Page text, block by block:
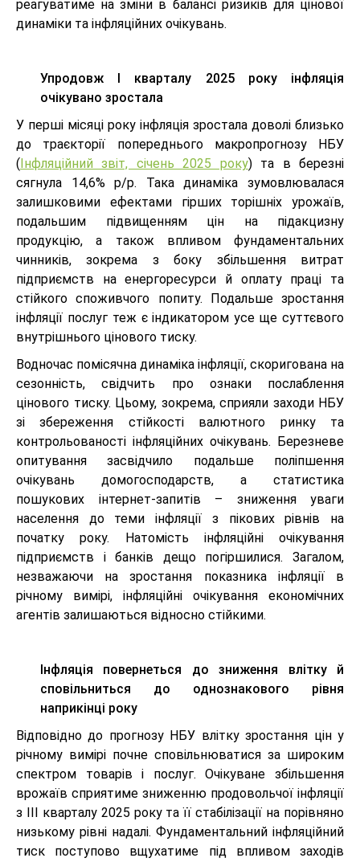
реагуватиме на зміни в балансі ризиків для цінової
динаміки та інфляційних очікувань.
Упродовж І кварталу 2025 року інфляція
очікувано зростала
У перші місяці року інфляція зростала доволі близько
до траєкторії попереднього макропрогнозу НБУ
( Інфляційний звіт, січень 2025 року) та в березні
сягнула 14,6% р/р. Така динаміка зумовлювалася
залишковими ефектами гірших торішніх урожаїв,
подальшим підвищенням цін на підакцизну
продукцію, а також впливом фундаментальних
чинників, зокрема з боку збільшення витрат
підприємств на енергоресурси й оплату праці та
стійкого споживчого попиту. Подальше зростання
інфляції послуг теж є індикатором усе ще суттєвого
внутрішнього цінового тиску.
Водночас помісячна динаміка інфляції, скоригована на
сезонність, свідчить про ознаки послаблення
цінового тиску. Цьому, зокрема, сприяли заходи НБУ
зі збереження стійкості валютного ринку та
контрольованості інфляційних очікувань. Березневе
опитування засвідчило подальше поліпшення
очікувань домогосподарств, а статистика
пошукових інтернет-запитів – зниження уваги
населення до теми інфляції з пікових рівнів на
початку року. Натомість інфляційні очікування
підприємств і банків дещо погіршилися. Загалом,
незважаючи на зростання показника інфляції в
річному вимірі, інфляційні очікування економічних
агентів залишаються відносно стійкими.
Інфляція повернеться до зниження влітку й
сповільниться до однознакового рівня
наприкінці року
Відповідно до прогнозу НБУ влітку зростання цін у
річному вимірі почне сповільнюватися за широким
спектром товарів і послуг. Очікуване збільшення
врожаїв сприятиме зниженню продовольчої інфляції
з ІІІ кварталу 2025 року та її стабілізації на порівняно
низькому рівні надалі. Фундаментальний інфляційний
тиск поступово вщухатиме під впливом заходів